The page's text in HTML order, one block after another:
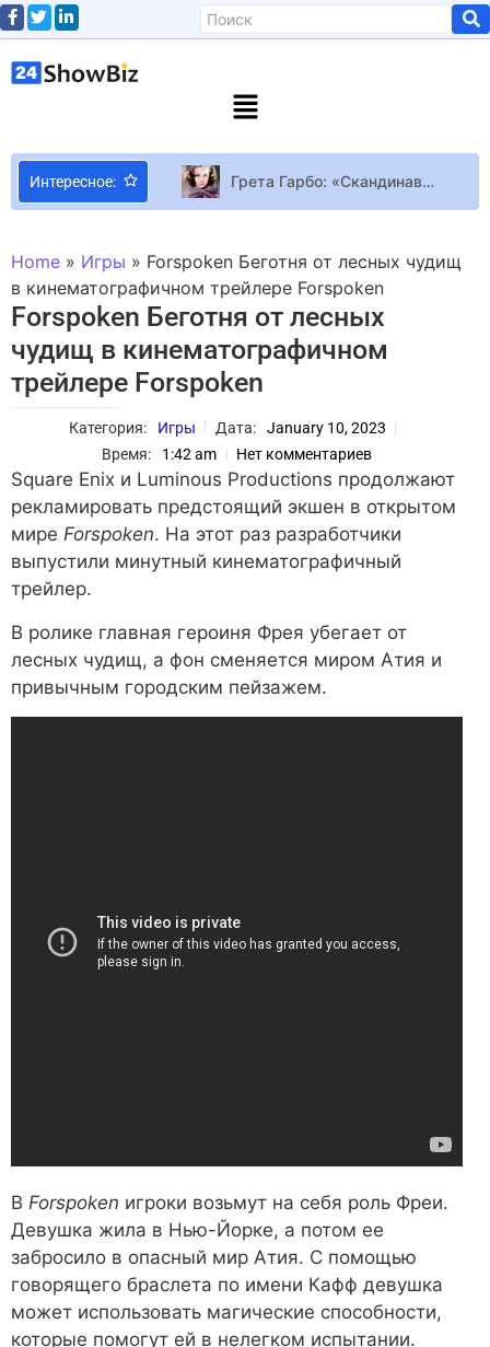
Интересное:
Грета Гарбо: «Скандинавский Сфинкс»
Джеймс Кэмерон представляет: вышел зрелищный дебютный трейлер “Аватар 3: Огонь и пепел”
PlayStation продолжит делать игры-сервисы, несмотря на провалы Concord и Destiny 2
Home » Игры » Forspoken Беготня от лесных чудищ
в кинематографичном трейлере Forspoken
Forspoken Беготня от лесных
чудищ в кинематографичном
трейлере Forspoken
Категория: Игры Дата:
January 10, 2023
Время:
1:42 am Нет комментариев
Square Enix и Luminous Productions продолжают
рекламировать предстоящий экшен в открытом
мире Forspoken. На этот раз разработчики
выпустили минутный кинематографичный
трейлер.
В ролике главная героиня Фрея убегает от
лесных чудищ, а фон сменяется миром Атия и
привычным городским пейзажем.
В Forspoken игроки возьмут на себя роль Фреи.
Девушка жила в Нью-Йорке, а потом ее
забросило в опасный мир Атия. С помощью
говорящего браслета по имени Кафф девушка
может использовать магические способности,
которые помогут ей в нелегком испытании.